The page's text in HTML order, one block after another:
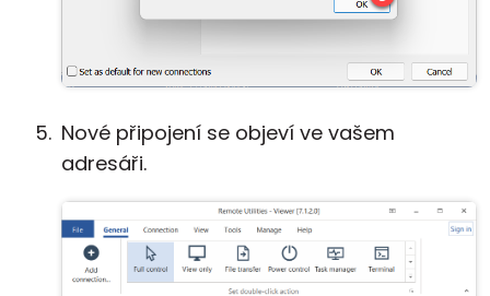
Nové připojení se objeví ve vašem
adresáři.